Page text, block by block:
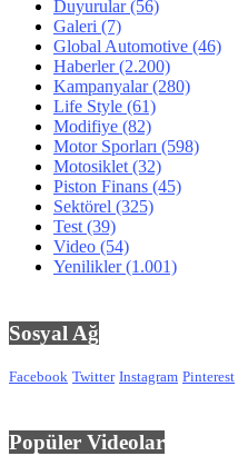
Duyurular(56)
Galeri (7)
Global Automotive (46)
Haberler(2.200)
Kampanyalar(280)
Life Style (61)
Modifiye (82)
Motor Sporları (598)
Motosiklet (32)
Piston Finans (45)
Sektörel (325)
Test (39)
Video (54)
Yenilikler(1.001)
Sosyal Ağ
Facebook Twitter Instagram Pinterest
Popüler Videolar